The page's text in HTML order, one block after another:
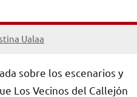
Ualaa
sobre los escenarios y
Los Vecinos del Callejón